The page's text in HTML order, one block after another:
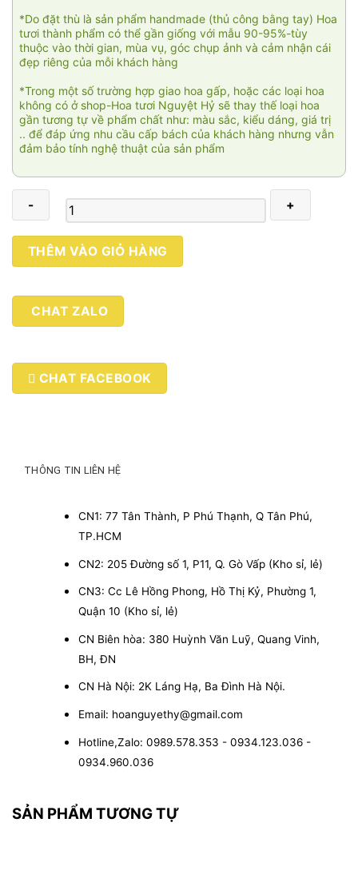
*Do đặt thù là sản phẩm handmade (thủ công bằng tay) Hoa
tươi thành phẩm có thể gần giống với mẫu 90-95%-tùy
thuộc vào thời gian, mùa vụ, góc chụp ảnh và cảm nhận cái
đẹp riêng của mỗi khách hàng
*Trong một số trường hợp giao hoa gấp, hoặc các loại hoa
không có ở shop-Hoa tươi Nguyệt Hỷ sẽ thay thế loại hoa
gần tương tự về phẩm chất như: màu sắc, kiểu dáng, giá trị
.. để đáp ứng nhu cầu cấp bách của khách hàng nhưng vẫn
đảm bảo tính nghệ thuật của sản phẩm
Hoa
lan
cấp
THÊM VÀO GIỎ HÀNG
CHAT ZALO
CHAT FACEBOOK
THÔNG TIN LIÊN HỆ
CN1: 77 Tân Thành, P Phú Thạnh, Q Tân Phú,
TP.HCM
CN2: 205 Đường số 1, P11, Q. Gò Vấp (Kho sỉ, lẻ)
CN3: Cc Lê Hồng Phong, Hồ Thị Kỷ, Phường 1,
Quận 10 (Kho sỉ, lẻ)
CN Biên hòa: 380 Huỳnh Văn Luỹ, Quang Vinh,
BH, ĐN
CN Hà Nội: 2K Láng Hạ, Ba Đình Hà Nội.
Email: hoanguyethy@gmail.com
Hotline,Zalo: 0989.578.353 - 0934.123.036 -
0934.960.036
SẢN PHẨM TƯƠNG TỰ